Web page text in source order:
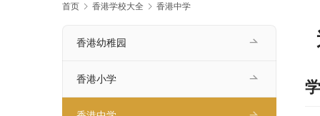
首页 香港学校大全 香港中学
香港幼稚园
香港小学